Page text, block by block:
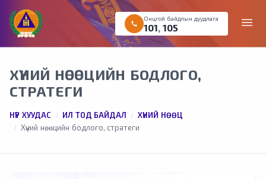
menu
call
Онцгой байдлын дуудлага
101 ,105
ХҮНИЙ НӨӨЦИЙН БОДЛОГО,
СТРАТЕГИ
НҮҮР ХУУДАС ИЛ ТОД БАЙДАЛ
ХҮНИЙ НӨӨЦ
Хүний нөөцийн бодлого, стратеги